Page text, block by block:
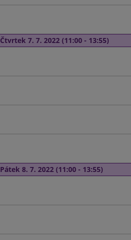
Čtvrtek 7. 7. 2022 (11:00 - 13:55)
Pátek 8. 7. 2022 (11:00 - 13:55)